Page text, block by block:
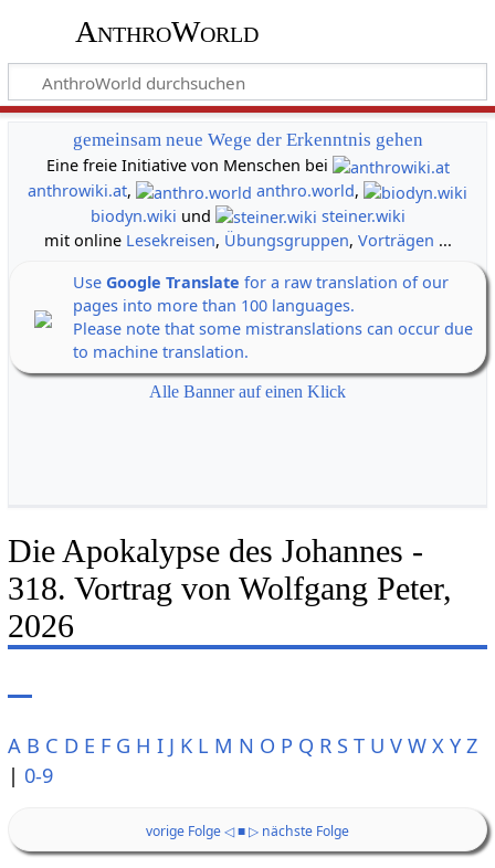
AnthroWorld
gemeinsam neue Wege der Erkenntnis gehen
Eine freie Initiative von Menschen bei
anthrowiki.at, anthro.world,
biodyn.wiki und
steiner.wiki
mit online Lesekreisen, Übungsgruppen, Vorträgen ...
Use Google Translate for a raw translation of our
pages into more than 100 languages.
Please note that some mistranslations can occur due
to machine translation.
Alle Banner auf einen Klick
Die Apokalypse des Johannes -
318. Vortrag von Wolfgang Peter,
2026
A B C D E F G H I J K L M N O P Q R S T U V W X Y Z
| 0-9
vorige Folge ◁■▷ nächste Folge